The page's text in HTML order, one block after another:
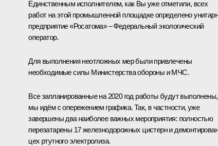
Единственным исполнителем, как Вы уже отметили, всех
работ на этой промышленной площадке определено
предприятие «Росатома» – Федеральный экологический
оператор.
Для выполнения неотложных мер были привлечены
необходимые силы Министерства обороны и МЧС.
Все запланированные на 2020 год работы будут выполнены,
мы идём с опережением графика. Так, в частности, уже
завершены два наиболее важных мероприятия: полностью
перезатарены 17 железнодорожных цистерн и демонтирован
цех ртутного электролиза.